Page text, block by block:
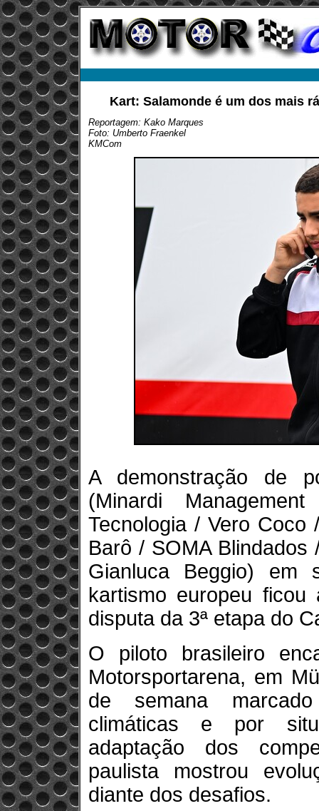
Kart: Salamonde é um dos mais
Reportagem: Kako Marques
Foto: Umberto Fraenkel
KMCom
A demonstração de
(Minardi
Tecnologia / Vero
Barô / SOMA Blindados
Gianluca Beggio) em
kartismo europeu
disputa da 3ª etapa do
O piloto brasileiro
Motorsportarena, em
de semana
climáticas e por
adaptação dos
paulista mostrou
diante dos desafios.